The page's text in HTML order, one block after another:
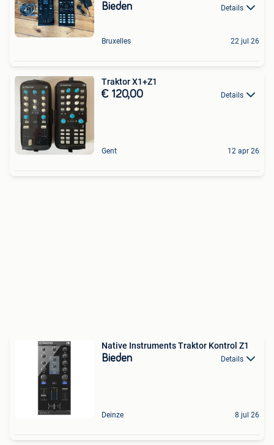
Bieden Details
Bruxelles 22 jul 26
Traktor X1+Z1
€ 120,00 Details
Gent 12 apr 26
Native Instruments Traktor Kontrol Z1
Bieden Details
Deinze 8 jul 26